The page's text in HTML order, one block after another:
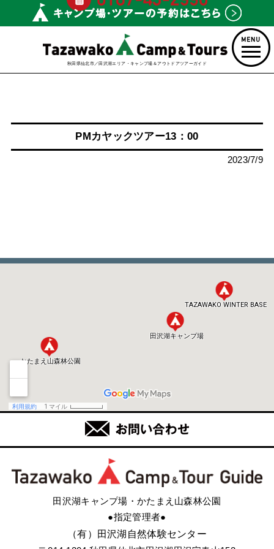
秋田県仙北市／田沢湖エリア・キャンプ場＆アウトドアツアーガイド
PMカヤックツアー13：00
2023/7/9
田沢湖キャンプ場・かたまえ山森林公園
●指定管理者●
（有）田沢湖自然体験センター